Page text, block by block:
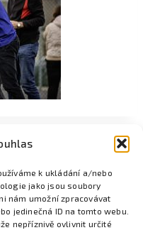
k ukládání a/nebo
jako jsou soubory
nám umožní zpracovávat
jedinečná ID na tomto webu.
nepříznivě ovlivnit určité